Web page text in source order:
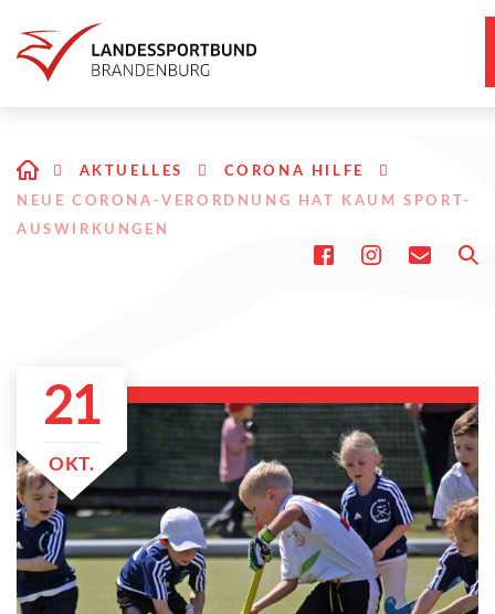
AKTUELLES CORONA HILFE
NEUE CORONA-VERORDNUNG HAT KAUM SPORT-
AUSWIRKUNGEN
21
OKT.